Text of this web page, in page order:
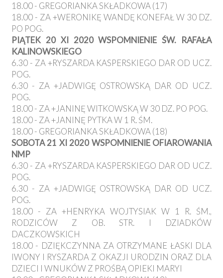
18.00 - GREGORIANKA SKŁADKOWA (17)
18.00 - ZA +WERONIKĘ WANDĘ KONEFAŁ W 30 DZ.
PO POG.
PIĄTEK 20 XI 2020 WSPOMNIENIE ŚW. RAFAŁA
KALINOWSKIEGO
6.30 - ZA +RYSZARDA KASPERSKIEGO DAR OD UCZ.
POG.
6.30 - ZA +JADWIGĘ OSTROWSKĄ DAR OD UCZ.
POG.
18.00 - ZA +JANINĘ WITKOWSKĄ W 30 DZ. PO POG.
18.00 - ZA +JANINĘ PYTKA W 1 R. ŚM.
18.00 - GREGORIANKA SKŁADKOWA (18)
SOBOTA 21 XI 2020 WSPOMNIENIE OFIAROWANIA
NMP
6.30 - ZA +RYSZARDA KASPERSKIEGO DAR OD UCZ.
POG.
6.30 - ZA +JADWIGĘ OSTROWSKĄ DAR OD UCZ.
POG.
18.00 - ZA +HENRYKA WOJTYSIAK W 1 R. ŚM.,
RODZICÓW Z OB. STR. I DZIADKÓW
DACZKOWSKICH
18.00 - DZIĘKCZYNNA ZA OTRZYMANE ŁASKI DLA
IWONY I RYSZARDA Z OKAZJI URODZIN ORAZ DLA
DZIECI I WNUKÓW Z PROŚBĄ OPIEKI MARYI